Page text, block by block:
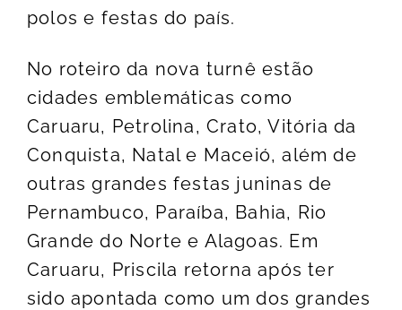
polos e festas do país.
No roteiro da nova turnê estão
cidades emblemáticas como
Caruaru, Petrolina, Crato, Vitória da
Conquista, Natal e Maceió, além de
outras grandes festas juninas de
Pernambuco, Paraíba, Bahia, Rio
Grande do Norte e Alagoas. Em
Caruaru, Priscila retorna após ter
sido apontada como um dos grandes